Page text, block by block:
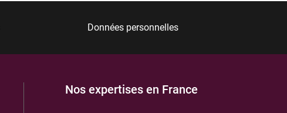
Données personnelles
Nos expertises en France